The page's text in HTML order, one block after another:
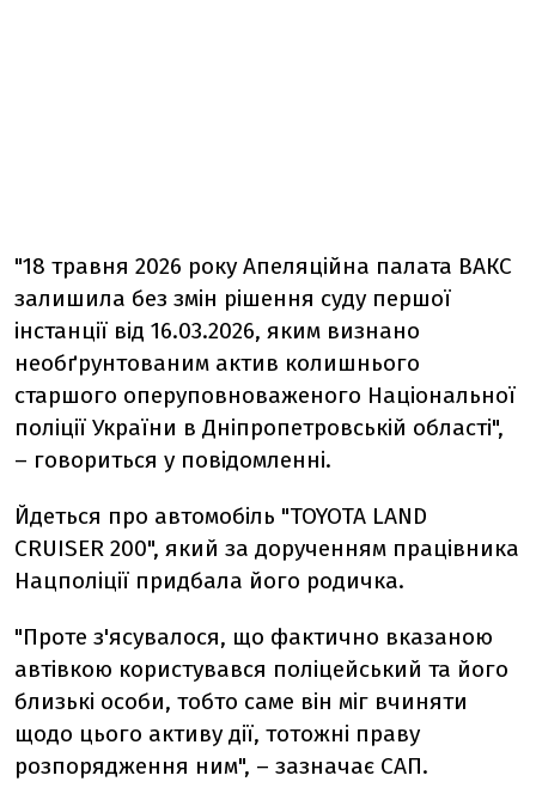
"18 травня 2026 року Апеляційна палата ВАКС
залишила без змін рішення суду першої
інстанції від 16.03.2026, яким визнано
необґрунтованим актив колишнього
старшого оперуповноваженого Національної
поліції України в Дніпропетровській області",
– говориться у повідомленні.
Йдеться про автомобіль "TOYOTA LAND
CRUISER 200", який за дорученням працівника
Нацполіції придбала його родичка.
"Проте з'ясувалося, що фактично вказаною
автівкою користувався поліцейський та його
близькі особи, тобто саме він міг вчиняти
щодо цього активу дії, тотожні праву
розпорядження ним", – зазначає САП.